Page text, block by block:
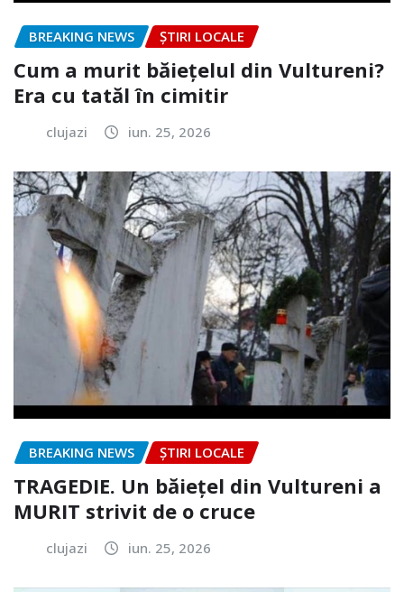
BREAKING NEWS ȘTIRI LOCALE
Cum a murit băiețelul din Vultureni?
Era cu tatăl în cimitir
clujazi iun. 25, 2026
BREAKING NEWS ȘTIRI LOCALE
TRAGEDIE. Un băiețel din Vultureni a
MURIT strivit de o cruce
clujazi iun. 25, 2026